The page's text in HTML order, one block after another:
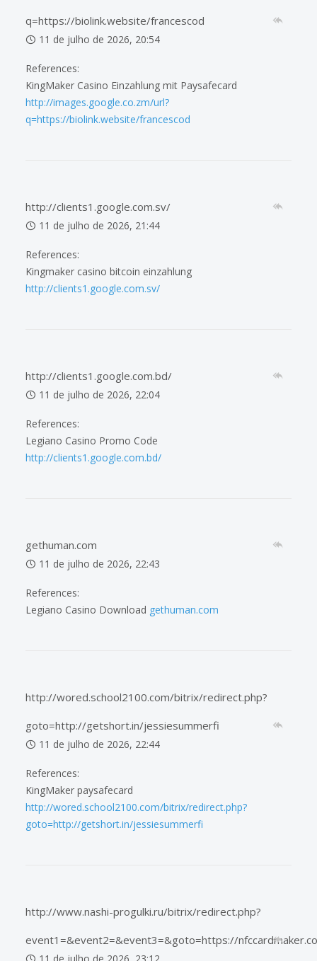
q=https://biolink.website/francescod
11 de julho de 2026, 20:54
References:
KingMaker Casino Einzahlung mit Paysafecard
http://images.google.co.zm/url?
q=https://biolink.website/francescod
http://clients1.google.com.sv/
11 de julho de 2026, 21:44
References:
Kingmaker casino bitcoin einzahlung
http://clients1.google.com.sv/
http://clients1.google.com.bd/
11 de julho de 2026, 22:04
References:
Legiano Casino Promo Code
http://clients1.google.com.bd/
gethuman.com
11 de julho de 2026, 22:43
References:
Legiano Casino Download gethuman.com
http://wored.school2100.com/bitrix/redirect.php?
goto=http://getshort.in/jessiesummerfi
11 de julho de 2026, 22:44
References:
KingMaker paysafecard
http://wored.school2100.com/bitrix/redirect.php?
goto=http://getshort.in/jessiesummerfi
http://www.nashi-progulki.ru/bitrix/redirect.php?
event1=&event2=&event3=&goto=https://